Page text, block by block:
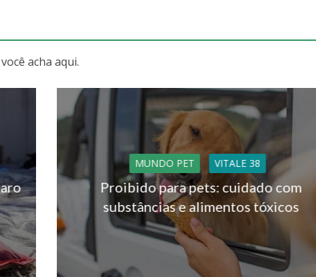
acha aqui.
MUNDO PET VITALE 38
Proibido para pets: cuidado com
substâncias e alimentos tóxicos